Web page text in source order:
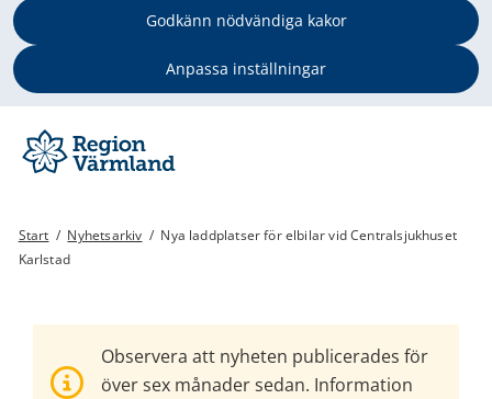
Godkänn nödvändiga kakor
Anpassa inställningar
Start / Nyhetsarkiv / Nya laddplatser för elbilar vid Centralsjukhuset
Karlstad
Observera att nyheten publicerades för
över sex månader sedan. Information